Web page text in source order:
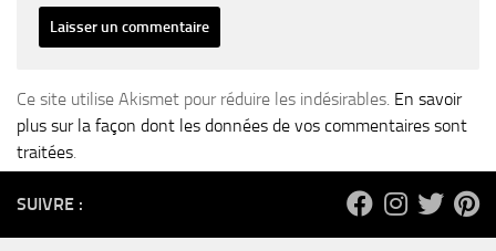
Ce site utilise Akismet pour réduire les indésirables. En savoir
plus sur la façon dont les données de vos commentaires sont
traitées.
SUIVRE :